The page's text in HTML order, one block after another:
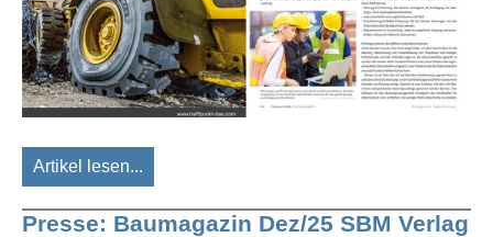
Artikel lesen...
Presse: Baumagazin Dez/25 SBM Verlag